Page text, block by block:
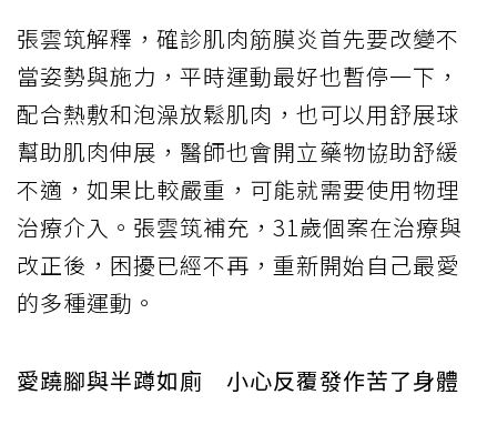
張雲筑解釋，確診肌肉筋膜炎首先要改變不
當姿勢與施力，平時運動最好也暫停一下，
配合熱敷和泡澡放鬆肌肉，也可以用舒展球
幫助肌肉伸展，醫師也會開立藥物協助舒緩
不適，如果比較嚴重，可能就需要使用物理
治療介入。張雲筑補充，31歲個案在治療與
改正後，困擾已經不再，重新開始自己最愛
的多種運動。
愛蹺腳與半蹲如廁 小心反覆發作苦了身體